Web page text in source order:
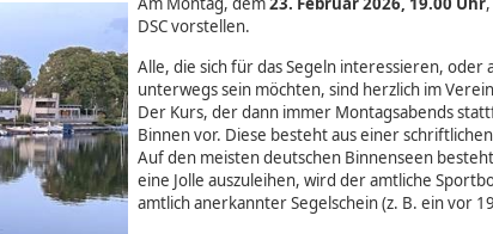
DSC vorstellen.
Alle, die sich für das Segeln interessieren,
unterwegs sein möchten, sind herzlich im
Der Kurs, der dann immer Montagsabends
Binnen vor. Diese besteht aus einer
Auf den meisten deutschen Binnenseen
eine Jolle auszuleihen, wird der amtliche
amtlich anerkannter Segelschein (z. B. ein vor